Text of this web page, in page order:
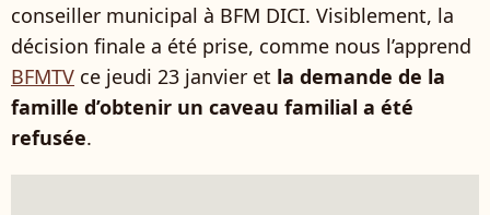
conseiller municipal à BFM DICI. Visiblement, la
décision finale a été prise, comme nous l’apprend
BFMTV ce jeudi 23 janvier et la demande de la
famille d’obtenir un caveau familial a été
refusée.